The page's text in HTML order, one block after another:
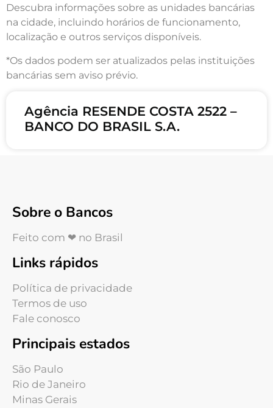
Descubra informações sobre as unidades bancárias
na cidade, incluindo horários de funcionamento,
localização e outros serviços disponíveis.
*Os dados podem ser atualizados pelas instituições
bancárias sem aviso prévio.
Agência RESENDE COSTA 2522 –
BANCO DO BRASIL S.A.
Sobre o Bancos
Feito com ❤ no Brasil
Links rápidos
Política de privacidade
Termos de uso
Fale conosco
Principais estados
São Paulo
Rio de Janeiro
Minas Gerais